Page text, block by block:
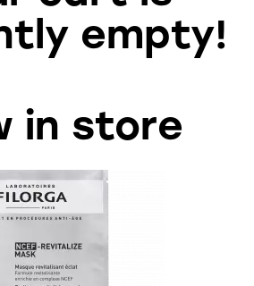
empty!
in store